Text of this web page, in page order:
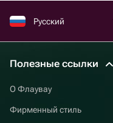
Русский
Полезные ссылки
О Флаувау
Фирменный стиль